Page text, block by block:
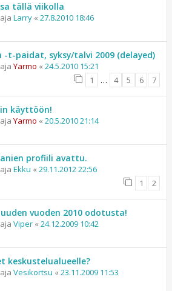
tällä viikolla
Larry « 27.8.2010 18:46
-t-paidat, syksy/talvi 2009 (delayed)
Yarmo « 24.5.2010 15:21
1 … 4 5 6 7
käyttöön!
Yarmo « 20.5.2010 21:14
profiili avattu.
Ekku « 29.11.2012 22:56
1 2
vuoden 2010 odotusta!
Viper « 24.12.2009 10:42
keskustelualueelle?
Vesikortsu « 23.11.2009 11:53